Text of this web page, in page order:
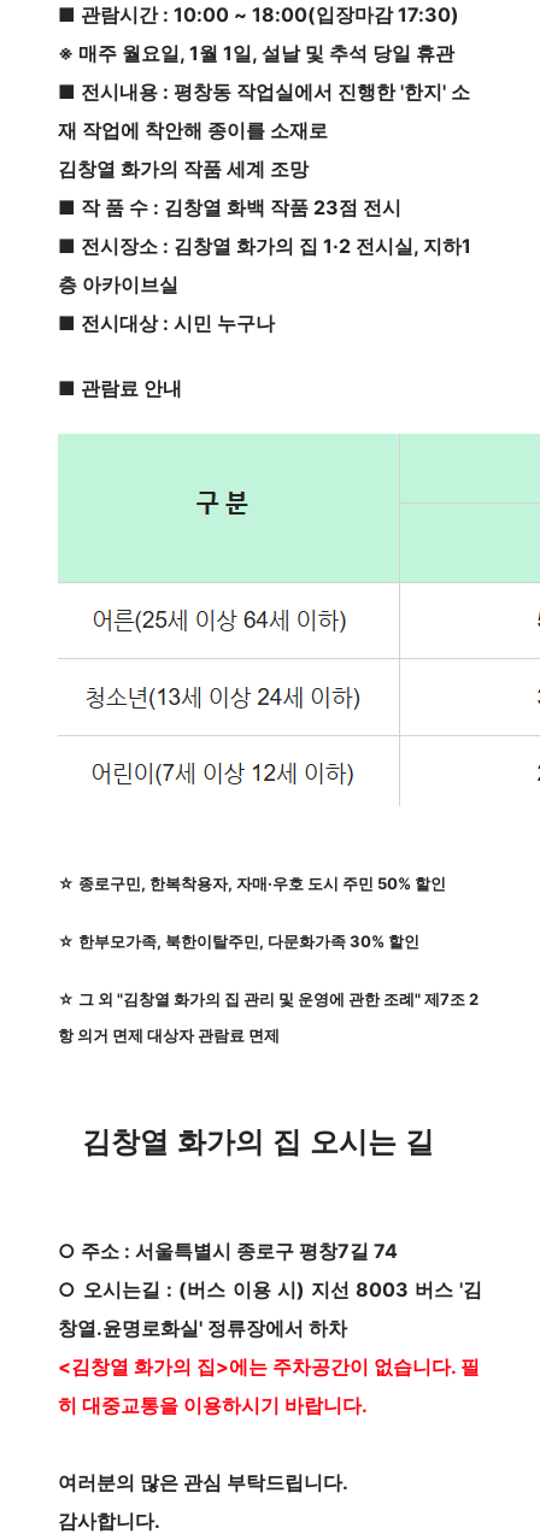
■ 관람시간 : 10:00 ~ 18:00(입장마감 17:30)
※ 매주 월요일, 1월 1일, 설날 및 추석 당일 휴관
■ 전시내용 : 평창동 작업실에서 진행한 '한지' 소
재 작업에 착안해 종이를 소재로
김창열 화가의 작품 세계 조망
■ 작 품 수 : 김창열 화백 작품 23점 전시
■ 전시장소 : 김창열 화가의 집 1·2 전시실, 지하1
층 아카이브실
■ 전시대상 : 시민 누구나
■ 관람료 안내
☆ 종로구민, 한복착용자, 자매·우호 도시 주민 50% 할인
☆ 한부모가족, 북한이탈주민, 다문화가족 30% 할인
☆ 그 외 "김창열 화가의 집 관리 및 운영에 관한 조례" 제7조 2
항 의거 면제 대상자 관람료 면제
김창열 화가의 집 오시는 길
○ 주소 : 서울특별시 종로구 평창7길 74
○ 오시는길 : (버스 이용 시) 지선 8003 버스 '김
창열.윤명로화실' 정류장에서 하차
<김창열 화가의 집>에는 주차공간이 없습니다. 필
히 대중교통을 이용하시기 바랍니다.
여러분의 많은 관심 부탁드립니다.
감사합니다.